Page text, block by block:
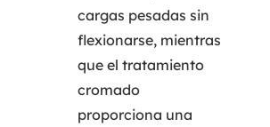
cargas pesadas sin
flexionarse, mientras
que el tratamiento
cromado
proporciona una